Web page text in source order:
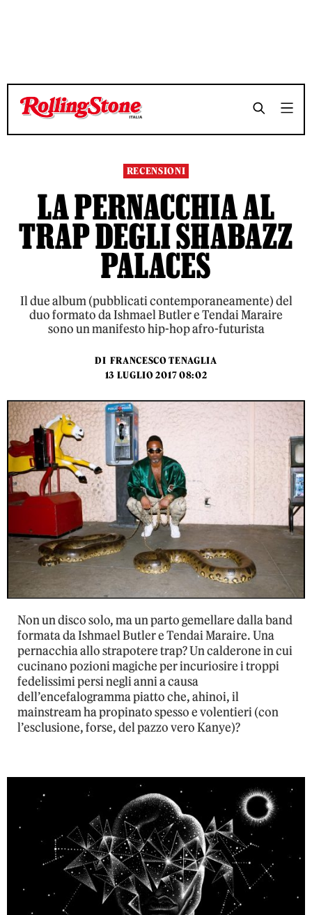
TEMPO DI LETTURA 3 MINUTI SHARE
TEMPO DI LETTURA 3 MINUTI SHARE
RECENSIONI
LA PERNACCHIA AL
TRAP DEGLI SHABAZZ
PALACES
Il due album (pubblicati contemporaneamente) del
duo formato da Ishmael Butler e Tendai Maraire
sono un manifesto hip-hop afro-futurista
DI FRANCESCO TENAGLIA
13 LUGLIO 2017 08:02
Non un disco solo, ma un parto gemellare dalla band
formata da Ishmael Butler e Tendai Maraire. Una
pernacchia allo strapotere trap? Un calderone in cui
cucinano pozioni magiche per incuriosire i troppi
fedelissimi persi negli anni a causa
dell’encefalogramma piatto che, ahinoi, il
mainstream ha propinato spesso e volentieri (con
l’esclusione, forse, del pazzo vero Kanye)?